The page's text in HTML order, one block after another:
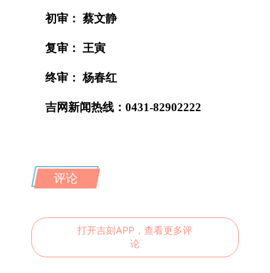
初审： 蔡文静
复审： 王寅
终审： 杨春红
吉网新闻热线：0431-82902222
评论
打开吉刻APP，查看更多评
论